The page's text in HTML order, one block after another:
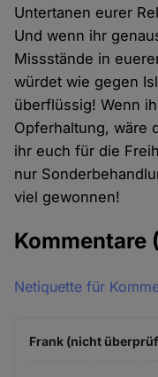
Untertanen eurer
Und wenn ihr
Missstände in
würdet wie gegen
überflüssig! Wenn
Opferhaltung, wäre
ihr euch für die
nur
viel gewonnen!
Kommentare
Netiquette für
Frank (nicht